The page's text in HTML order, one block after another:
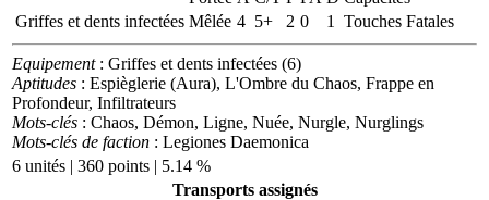
Griffes et dents infectées Mêlée 4 5+ 2 0 1 Touches Fatales
Equipement: Griffes et dents infectées (6)
Aptitudes : Espièglerie (Aura), L'Ombre du Chaos, Frappe en
Profondeur, Infiltrateurs
Mots-clés : Chaos, Démon, Ligne, Nuée, Nurgle, Nurglings
Mots-clés de faction : Legiones Daemonica
6 unités | 360 points | 5.14 %
Transports assignés